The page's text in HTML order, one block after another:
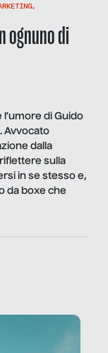
,
ognuno di
di Guido
Avvocato
dalla
sulla
in se stesso e,
da boxe che